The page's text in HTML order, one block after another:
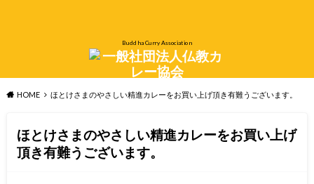
Buddha Curry Association
HOME ほとけさまのやさしい精進カレーをお買い上げ頂き有難うございます。
ほとけさまのやさしい精進カレーをお買い上げ
頂き有難うございます。